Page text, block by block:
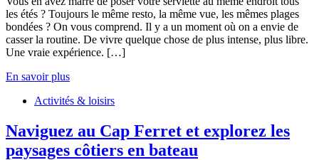
les étés ? Toujours le même resto, la même vue, les mêmes plages
bondées ? On vous comprend. Il y a un moment où on a envie de
casser la routine. De vivre quelque chose de plus intense, plus libre.
Une vraie expérience. […]
En savoir plus
Activités & loisirs
Naviguez au Cap Ferret et explorez les
paysages côtiers en bateau